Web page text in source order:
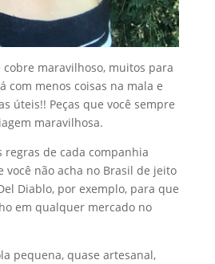
cobre maravilhoso, muitos para
com menos coisas na mala e
úteis!! Peças que você sempre
maravilhosa.
regras de cada companhia
você não acha no Brasil de jeito
Diablo, por exemplo, para que
em qualquer mercado no
pequena, quase artesanal,